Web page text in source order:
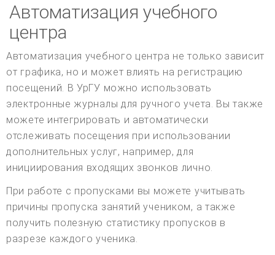
Автоматизация учебного
центра
Автоматизация учебного центра не только зависит
от графика, но и может влиять на регистрацию
посещений. В УрГУ можно использовать
электронные журналы для ручного учета. Вы также
можете интегрировать и автоматически
отслеживать посещения при использовании
дополнительных услуг, например, для
инициирования входящих звонков лично.
При работе с пропусками вы можете учитывать
причины пропуска занятий учеником, а также
получить полезную статистику пропусков в
разрезе каждого ученика.